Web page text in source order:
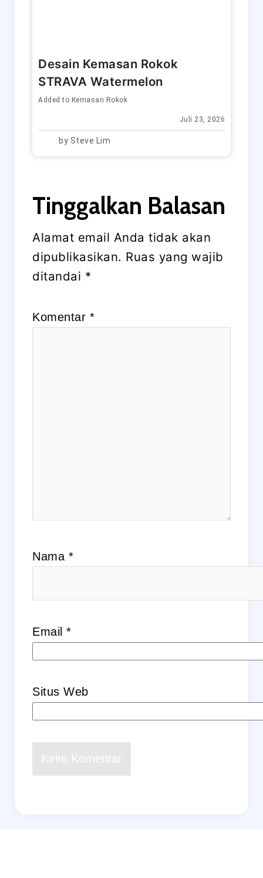
Desain Kemasan Rokok
STRAVA Watermelon
Added to Kemasan Rokok
Juli 23, 2026
by Steve Lim
Tinggalkan Balasan
Alamat email Anda tidak akan
dipublikasikan. Ruas yang wajib
ditandai *
Komentar *
Nama *
Email *
Situs Web